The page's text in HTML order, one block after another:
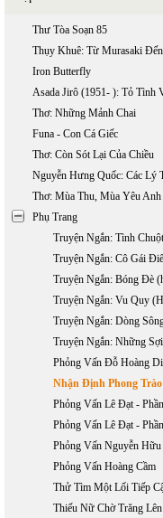
Thư Tòa Soạn 85
Thụy Khuê: Từ Murasaki
Iron Butterfly
Asada Jirô (1951- ): Tỏ
Thơ: Những Mảnh Chai
Funa - Con Cá Giếc
Thơ: Còn Sót Lại Của Chiều
Thơ: Mùa Thu, Mùa Yêu Anh
Phụ Trang
Truyện Ngắn: Tình Chuột
Truyện Ngắn: Bóng Đè
Truyện Ngắn: Vu Quy
Truyện Ngắn: Dòng
Truyện Ngắn: Những
Phỏng Vấn Đỗ Hoàng
Nhận Định Phong
Phỏng Vấn Lê Đạt -
Phỏng Vấn Lê Đạt -
Phỏng Vấn Nguyễn
Phỏng Vấn Hoàng Cầm
Thiếu Nữ Chờ Trăng Lên